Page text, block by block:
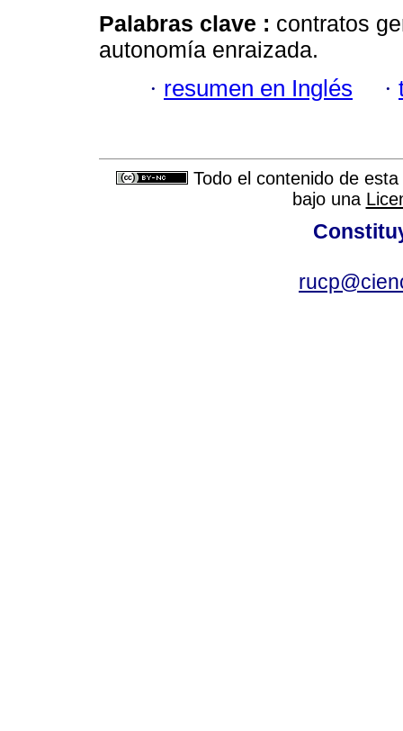
Palabras clave : contratos
autonomía enraizada.
· resumen en Inglés ·
Todo el contenido de
bajo una